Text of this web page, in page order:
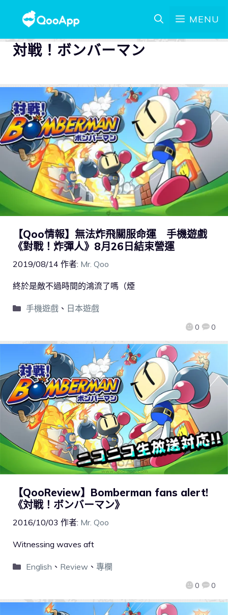
MENU
対戦！ボンバーマン
【Qoo情報】無法炸飛關服命運 手機遊戲
《對戰！炸彈人》8月26日結束營運
2019/08/14 作者: Mr. Qoo
0 0
終於是敵不過時間的鴻流了嗎（煙
手機遊戲、 日本遊戲
【QooReview】Bomberman fans alert!
《対戦！ボンバーマン》
2016/10/03 作者: Mr. Qoo
0 0
Witnessing waves aft
English 、 Review、 專欄